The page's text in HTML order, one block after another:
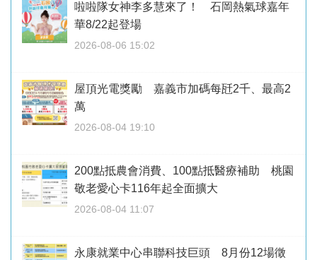
啦啦隊女神李多慧來了！ 石岡熱氣球嘉年
華8/22起登場
2026-08-06 15:02
屋頂光電獎勵 嘉義市加碼每瓩2千、最高2
萬
2026-08-04 19:10
200點抵農會消費、100點抵醫療補助 桃園
敬老愛心卡116年起全面擴大
2026-08-04 11:07
永康就業中心串聯科技巨頭 8月份12場徵